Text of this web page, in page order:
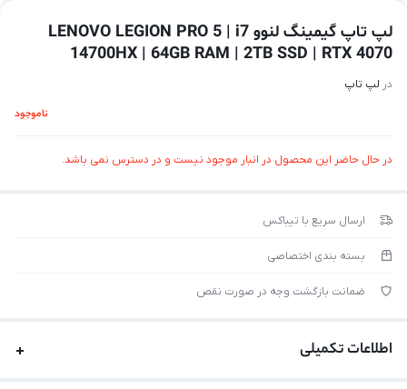
لپ تاپ گیمینگ لنوو LENOVO LEGION PRO 5 | i7
14700HX | 64GB RAM | 2TB SSD | RTX 4070
در لپ تاپ
ناموجود
در حال حاضر این محصول در انبار موجود نیست و در دسترس نمی باشد.
ارسال سریع با تیباکس
بسته بندی اختصاصی
ضمانت بازگشت وجه در صورت نقص
اطلاعات تکمیلی